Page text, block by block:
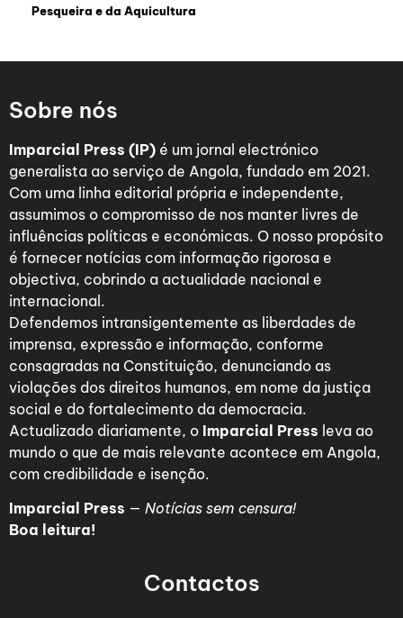
Pesqueira e da Aquicultura
Sobre nós
Imparcial Press (IP) é um jornal electrónico
generalista ao serviço de Angola, fundado em 2021.
Com uma linha editorial própria e independente,
assumimos o compromisso de nos manter livres de
influências políticas e económicas. O nosso propósito
é fornecer notícias com informação rigorosa e
objectiva, cobrindo a actualidade nacional e
internacional.
Defendemos intransigentemente as liberdades de
imprensa, expressão e informação, conforme
consagradas na Constituição, denunciando as
violações dos direitos humanos, em nome da justiça
social e do fortalecimento da democracia.
Actualizado diariamente, o Imparcial Press leva ao
mundo o que de mais relevante acontece em Angola,
com credibilidade e isenção.
Imparcial Press — Notícias sem censura!
Boa leitura!
Contactos